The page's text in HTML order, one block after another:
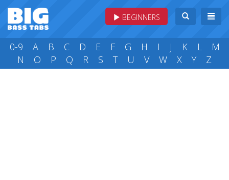
BEGINNERS
0-9 A B C D E F G H I J K L
M
N
O P Q R S T U V W X Y Z